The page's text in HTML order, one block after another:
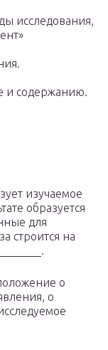
исследования,
и содержанию.
изучаемое
образуется
для
строится на
о
о